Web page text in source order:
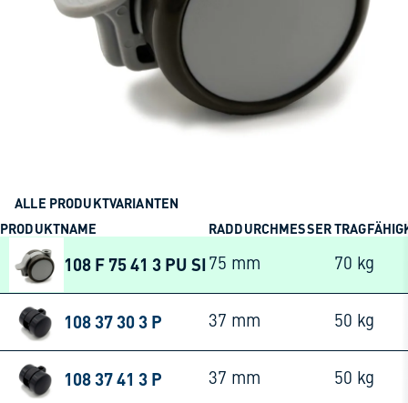
ALLE PRODUKTVARIANTEN
PRODUKTNAME
RADDURCHMESSER
108 F 75 41 3 PU SI 75 mm 70 kg
108 37 30 3 P 37 mm 50 kg
108 37 41 3 P 37 mm 50 kg